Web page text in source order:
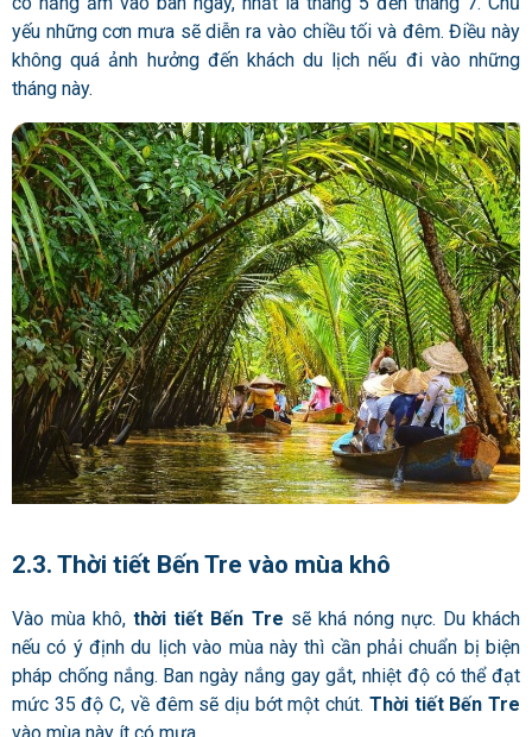
yếu những cơn mưa sẽ diễn ra vào chiều tối và đêm. Điều này
không quá ảnh hưởng đến khách du lịch nếu đi vào những
tháng này.
2.3. Thời tiết Bến Tre vào mùa khô
Vào mùa khô,thời tiết Bến Tre sẽ khá nóng nực. Du khách
nếu có ý định du lịch vào mùa này thì cần phải chuẩn bị biện
pháp chống nắng. Ban ngày nắng gay gắt, nhiệt độ có thể đạt
mức 35 độ C, về đêm sẽ dịu bớt một chút. Thời tiết Bến Tre